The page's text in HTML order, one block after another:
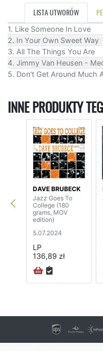
LISTA UTWORÓW
1. Like Someone In Love
2. In Your Own Sweet Way
3. All The Things You Are
4. Jimmy Van Heusen -
5. Don't Get Around Much
INNE PRODUKTY
DAVE BRUBECK
Jazz Goes To
College (180
grams, MOV
edition)
5.07.2024
LP
136,89 zł